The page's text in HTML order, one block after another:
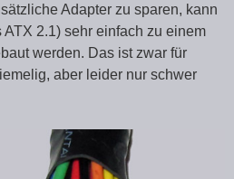
Adapter zu sparen, kann
2.1) sehr einfach zu einem
werden. Das ist zwar für
aber leider nur schwer